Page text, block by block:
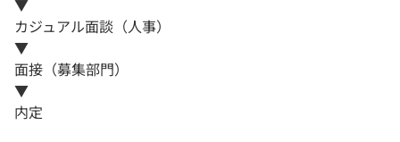
▼
カジュアル面談（人事）
▼
面接（募集部門）
▼
内定